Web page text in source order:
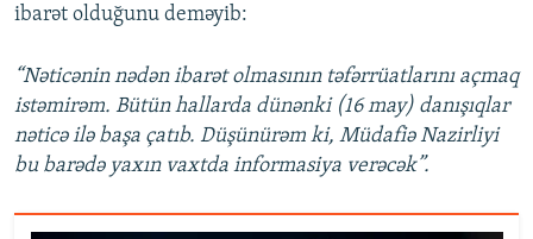
ibarət olduğunu deməyib:
“Nəticənin nədən ibarət olmasının təfərrüatlarını açmaq
istəmirəm. Bütün hallarda dünənki (16 may) danışıqlar
nəticə ilə başa çatıb. Düşünürəm ki, Müdafiə Nazirliyi
bu barədə yaxın vaxtda informasiya verəcək”.